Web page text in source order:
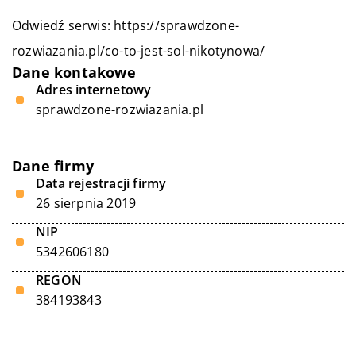
Odwiedź serwis: https://sprawdzone-
rozwiazania.pl/co-to-jest-sol-nikotynowa/
Dane kontakowe
Adres internetowy
sprawdzone-rozwiazania.pl
Dane firmy
Data rejestracji firmy
26 sierpnia 2019
NIP
5342606180
REGON
384193843